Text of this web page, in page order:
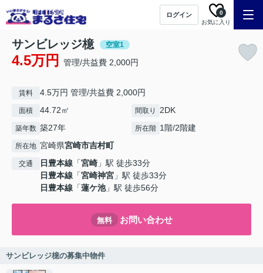
ログイン
お気に入り
0
サンビレッジ檍 空室1
4.5万円 管理/共益費 2,000円
賃料 4.5万円 管理/共益費 2,000円
面積 44.72㎡ 間取り 2DK
築年数 築27年 所在階 1階/2階建
所在地 宮崎県宮崎市吉村町
交通 日豊本線 「宮崎 」駅 徒歩33分
日豊本線 「宮崎神宮 」駅 徒歩33分
日豊本線 「蓮ケ池」駅 徒歩56分
無料 お問い合わせ
サンビレッジ檍の募集中物件